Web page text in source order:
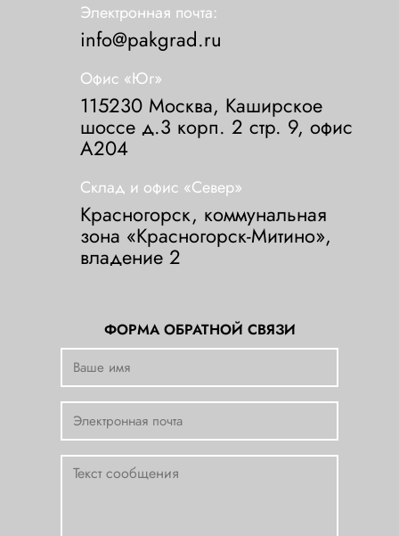
Электронная почта:
info@pakgrad.ru
Офис «Юг»
115230 Москва, Каширское
шоссе д.3 корп. 2 стр. 9, офис
А204
Склад и офис «Север»
Красногорск, коммунальная
зона «Красногорск-Митино»,
владение 2
ФОРМА ОБРАТНОЙ СВЯЗИ